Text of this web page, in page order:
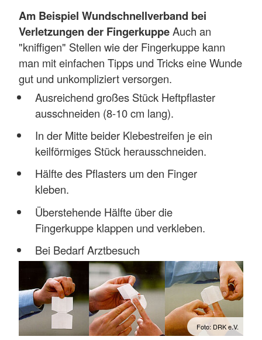
Foto: DRK e.V.
Am Beispiel Wundschnellverband bei
Verletzungen der FingerkuppeAuch an
"kniffigen" Stellen wie der Fingerkuppe kann
man mit einfachen Tipps und Tricks eine Wunde
gut und unkompliziert versorgen.
Ausreichend großes Stück Heftpflaster
ausschneiden (8-10 cm lang).
In der Mitte beider Klebestreifen je ein
keilförmiges Stück herausschneiden.
Hälfte des Pflasters um den Finger
kleben.
Überstehende Hälfte über die
Fingerkuppe klappen und verkleben.
Bei Bedarf Arztbesuch